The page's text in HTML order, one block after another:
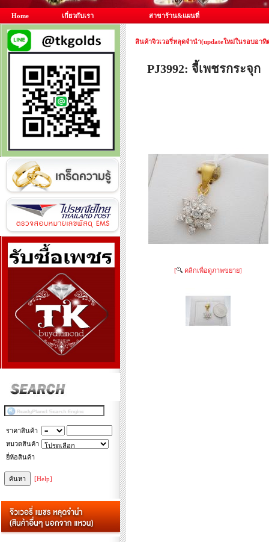
Home เกี่ยวกับเรา สาขาร้าน&แผนที่
ราคาสินค้า
หมวดสินค้า
ยี่ห้อสินค้า
[Help]
สินค้าจิวเวอรี่หลุดจำนำ(updateใหม่ในรอบอาทิ
PJ3992: จี้เพชรกระจุก
[ คลิกเพื่อดูภาพขยาย]